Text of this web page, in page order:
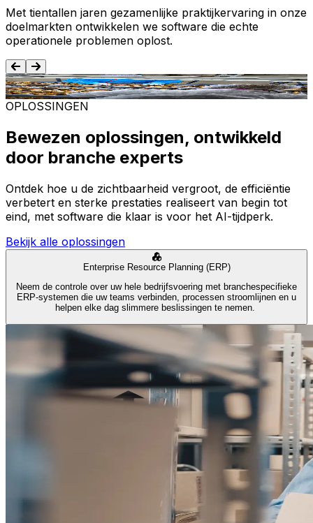
Met tientallen jaren gezamenlijke praktijkervaring in onze
doelmarkten ontwikkelen we software die echte
operationele problemen oplost.
Voedsel en dranken
OPLOSSINGEN
Bewezen oplossingen, ontwikkeld
door branche experts
Ontdek hoe u de zichtbaarheid vergroot, de efficiëntie
verbetert en sterke prestaties realiseert van begin tot
eind, met software die klaar is voor het AI-tijdperk.
Bekijk alle oplossingen
Enterprise Resource Planning (ERP)
Neem de controle over uw hele bedrijfsvoering met branchespecifieke
ERP-systemen die uw teams verbinden, processen stroomlijnen en u
helpen elke dag slimmere beslissingen te nemen.